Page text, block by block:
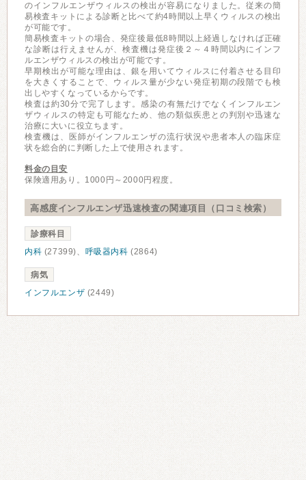
のインフルエンザウィルスの検出が容易になりました。従来の簡
易検査キットによる診断と比べて約4時間以上早くウィルスの検出
が可能です。
簡易検査キットの場合、発症後最低8時間以上経過しなければ正確
な診断は行えませんが、検査機は発症後２～４時間以内にインフ
ルエンザウィルスの検出が可能です。
早期検出が可能な理由は、銀を用いてウィルスに付着させる目印
を大きくすることで、ウィルス量が少ない発症初期の段階でも検
出しやすくなっているからです。
検査は約30分で完了します。感染の有無だけでなくインフルエン
ザウィルスの特定も可能なため、他の類似疾患との判別や迅速な
治療に大いに役立ちます。
検査機は、医師がインフルエンザの流行状況や患者本人の臨床症
状を総合的に判断した上で使用されます。
料金の目安
保険適用あり。1000円～2000円程度。
高感度インフルエンザ迅速検査の関連項目（口コミ検索）
診療科目
内科 (27399)、 呼吸器内科 (2864)
病気
インフルエンザ (2449)